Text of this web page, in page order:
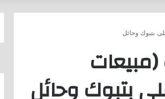
بتبوك وحائل
بتبوك وحائل